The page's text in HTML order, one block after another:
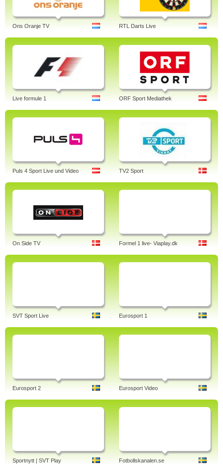
Ons Oranje TV RTL Darts Live
Live formule 1 ORF Sport Mediathek
Puls 4 Sport Live und Video TV2 Sport
On Side TV Formel 1 live- Viaplay.dk
SVT Sport Live Eurosport 1
Eurosport 2 Eurosport Video
Sportnytt | SVT Play Fotbollskanalen.se